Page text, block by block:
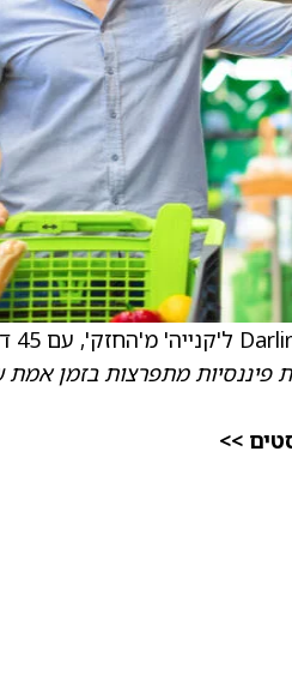
פיננסיות מתפרצות בזמן
>>